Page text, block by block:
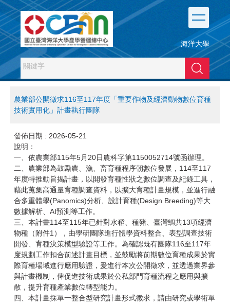
跳
到
主
要
內
容
區
海洋大學
搜尋
農業部公開徵求116至117年度「重要作物及經濟動物數位育種
技術實用化」計畫執行團隊
發佈日期 : 2026-05-21
說明：
一、依農業部115年5月20日農科字第1150052714號函辦理。
二、農業部為鼓勵農、漁、畜育種程序朝數位發展，114至117
年度特推動旨揭計畫，以開發育種性狀之數位調查及紀錄工具，
藉此蒐集高通量育種調查資料，以擴大育種計畫規模，並進行融
合多重體學(Panomics)分析、設計育種(Design Breeding)等大
數據解析、AI預測等工作。
三、本計畫114至115年已針對水稻、種豬、臺灣鯛共13項經濟
物種（附件1），由學研團隊進行體學資料整合、表型調查技術
開發、育種決策模型驗證等工作。為確認既有團隊116至117年
度規劃工作扣合前述計畫目標，並鼓勵將前期數位育種成果於實
際育種場域進行應用驗證，爰進行本次公開徵求，並透過業界參
與計畫機制，俾促進技術成果於公私部門育種流程之應用與擴
散，提升育種產業數位轉型能力。
四、本計畫採單一整合型研究計畫形式徵求，請由研究或學術單